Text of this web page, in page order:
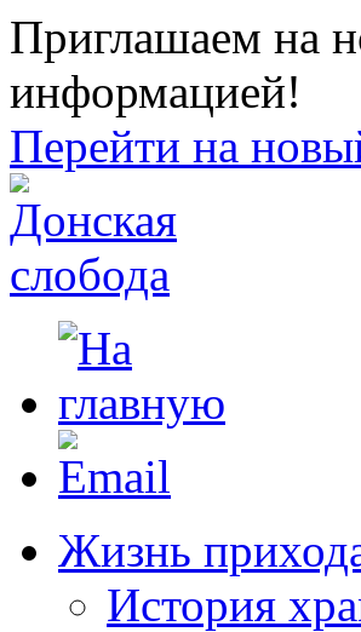
Приглашаем на
информацией!
Перейти на
Жизнь
История